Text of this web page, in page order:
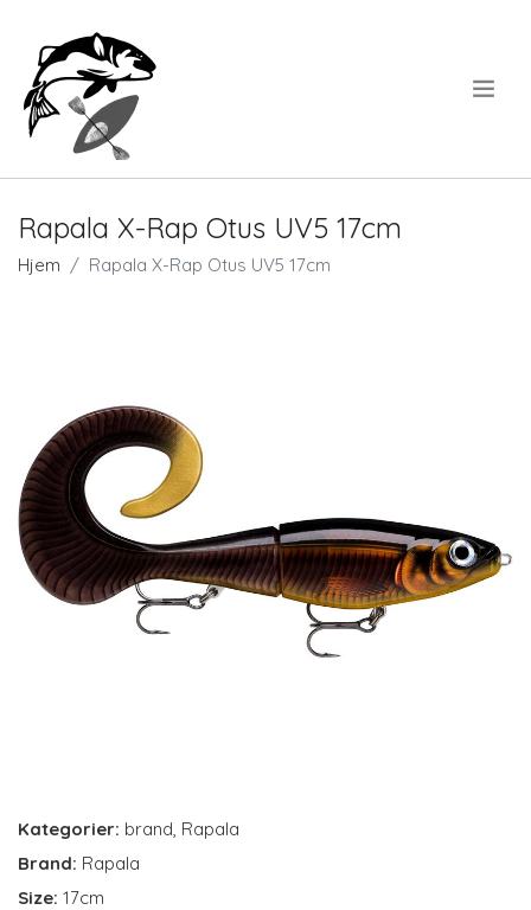
Rapala X-Rap Otus UV5 17cm
Hjem Rapala X-Rap Otus UV5 17cm
Kategorier: brand, Rapala
Brand: Rapala
Size: 17cm